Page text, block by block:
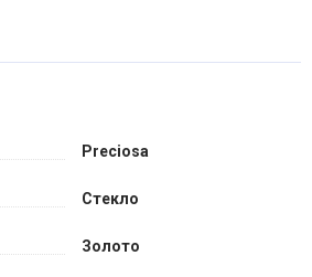
Preciosa
Стекло
Золото